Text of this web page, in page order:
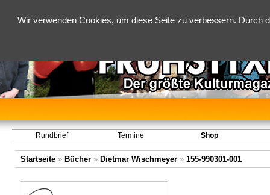
Wir verwenden Cookies, um diese Seite zu verbessern.
Rundbrief Termine Shop
Startseite» Bücher» Dietmar Wischmeyer» 155-990301-001